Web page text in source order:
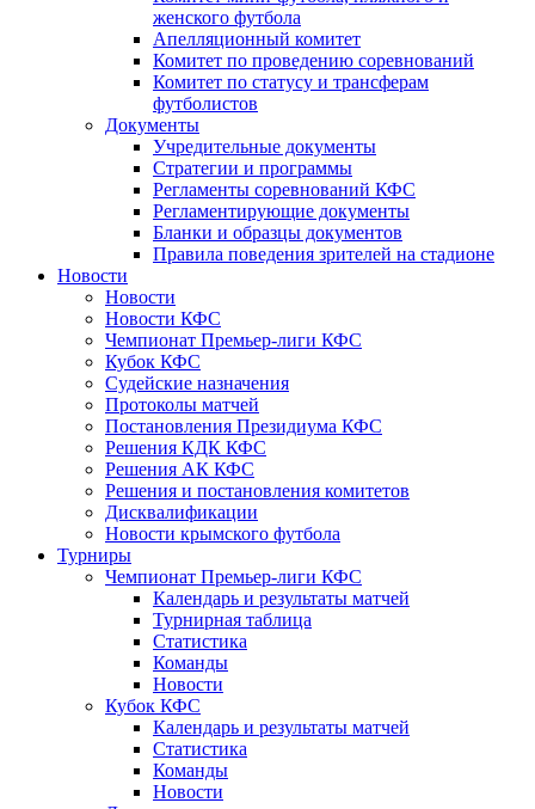
женского футбола
Апелляционный комитет
Комитет по проведению соревнований
Комитет по статусу и трансферам
футболистов
Документы
Учредительные документы
Стратегии и программы
Регламенты соревнований КФС
Регламентирующие документы
Бланки и образцы документов
Правила поведения зрителей на стадионе
Новости
Новости
Новости КФС
Чемпионат Премьер-лиги КФС
Кубок КФС
Судейские назначения
Протоколы матчей
Постановления Президиума КФС
Решения КДК КФС
Решения АК КФС
Решения и постановления комитетов
Дисквалификации
Новости крымского футбола
Турниры
Чемпионат Премьер-лиги КФС
Календарь и результаты матчей
Турнирная таблица
Статистика
Команды
Новости
Кубок КФС
Календарь и результаты матчей
Статистика
Команды
Новости